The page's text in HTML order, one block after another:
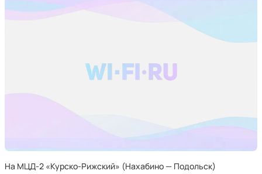
На МЦД-2 «Курско-Рижский» (Нахабино — Подольск)